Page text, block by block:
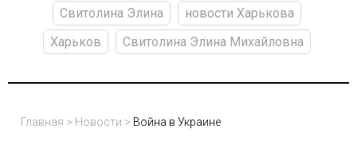
Свитолина Элина
новости Харькова
Харьков
Свитолина Элина Михайловна
Главная > Новости > Война в Украине